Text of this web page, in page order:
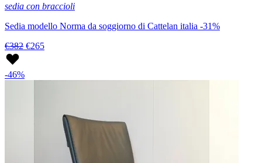
sedia con braccioli
Sedia modello Norma da soggiorno di Cattelan italia -31%
€382 €265
-46%